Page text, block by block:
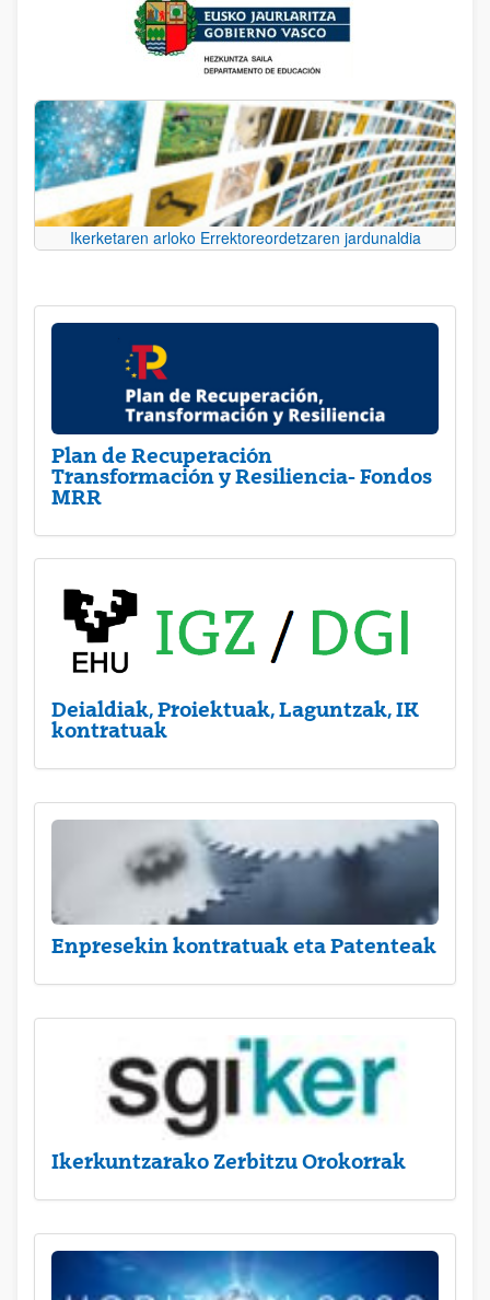
Ikerketaren arloko Errektoreordetzaren jardunaldia
Plan de Recuperación
Transformación y Resiliencia- Fondos
MRR
Deialdiak, Proiektuak, Laguntzak, IK
kontratuak
Enpresekin kontratuak eta Patenteak
Ikerkuntzarako Zerbitzu Orokorrak